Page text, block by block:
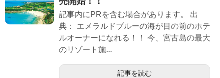
記事内にPRを含む場合があります。 出
典： エメラルドブルーの海が目の前のホテ
ルオーナーになれる！！ 今、宮古島の最大
のリゾート施...
記事を読む